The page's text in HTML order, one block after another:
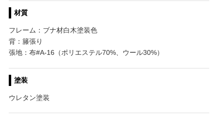
材質
フレーム：ブナ材白木塗装色
背：籐張り
張地：布#A-16（ポリエステル70%、ウール30%）
塗装
ウレタン塗装